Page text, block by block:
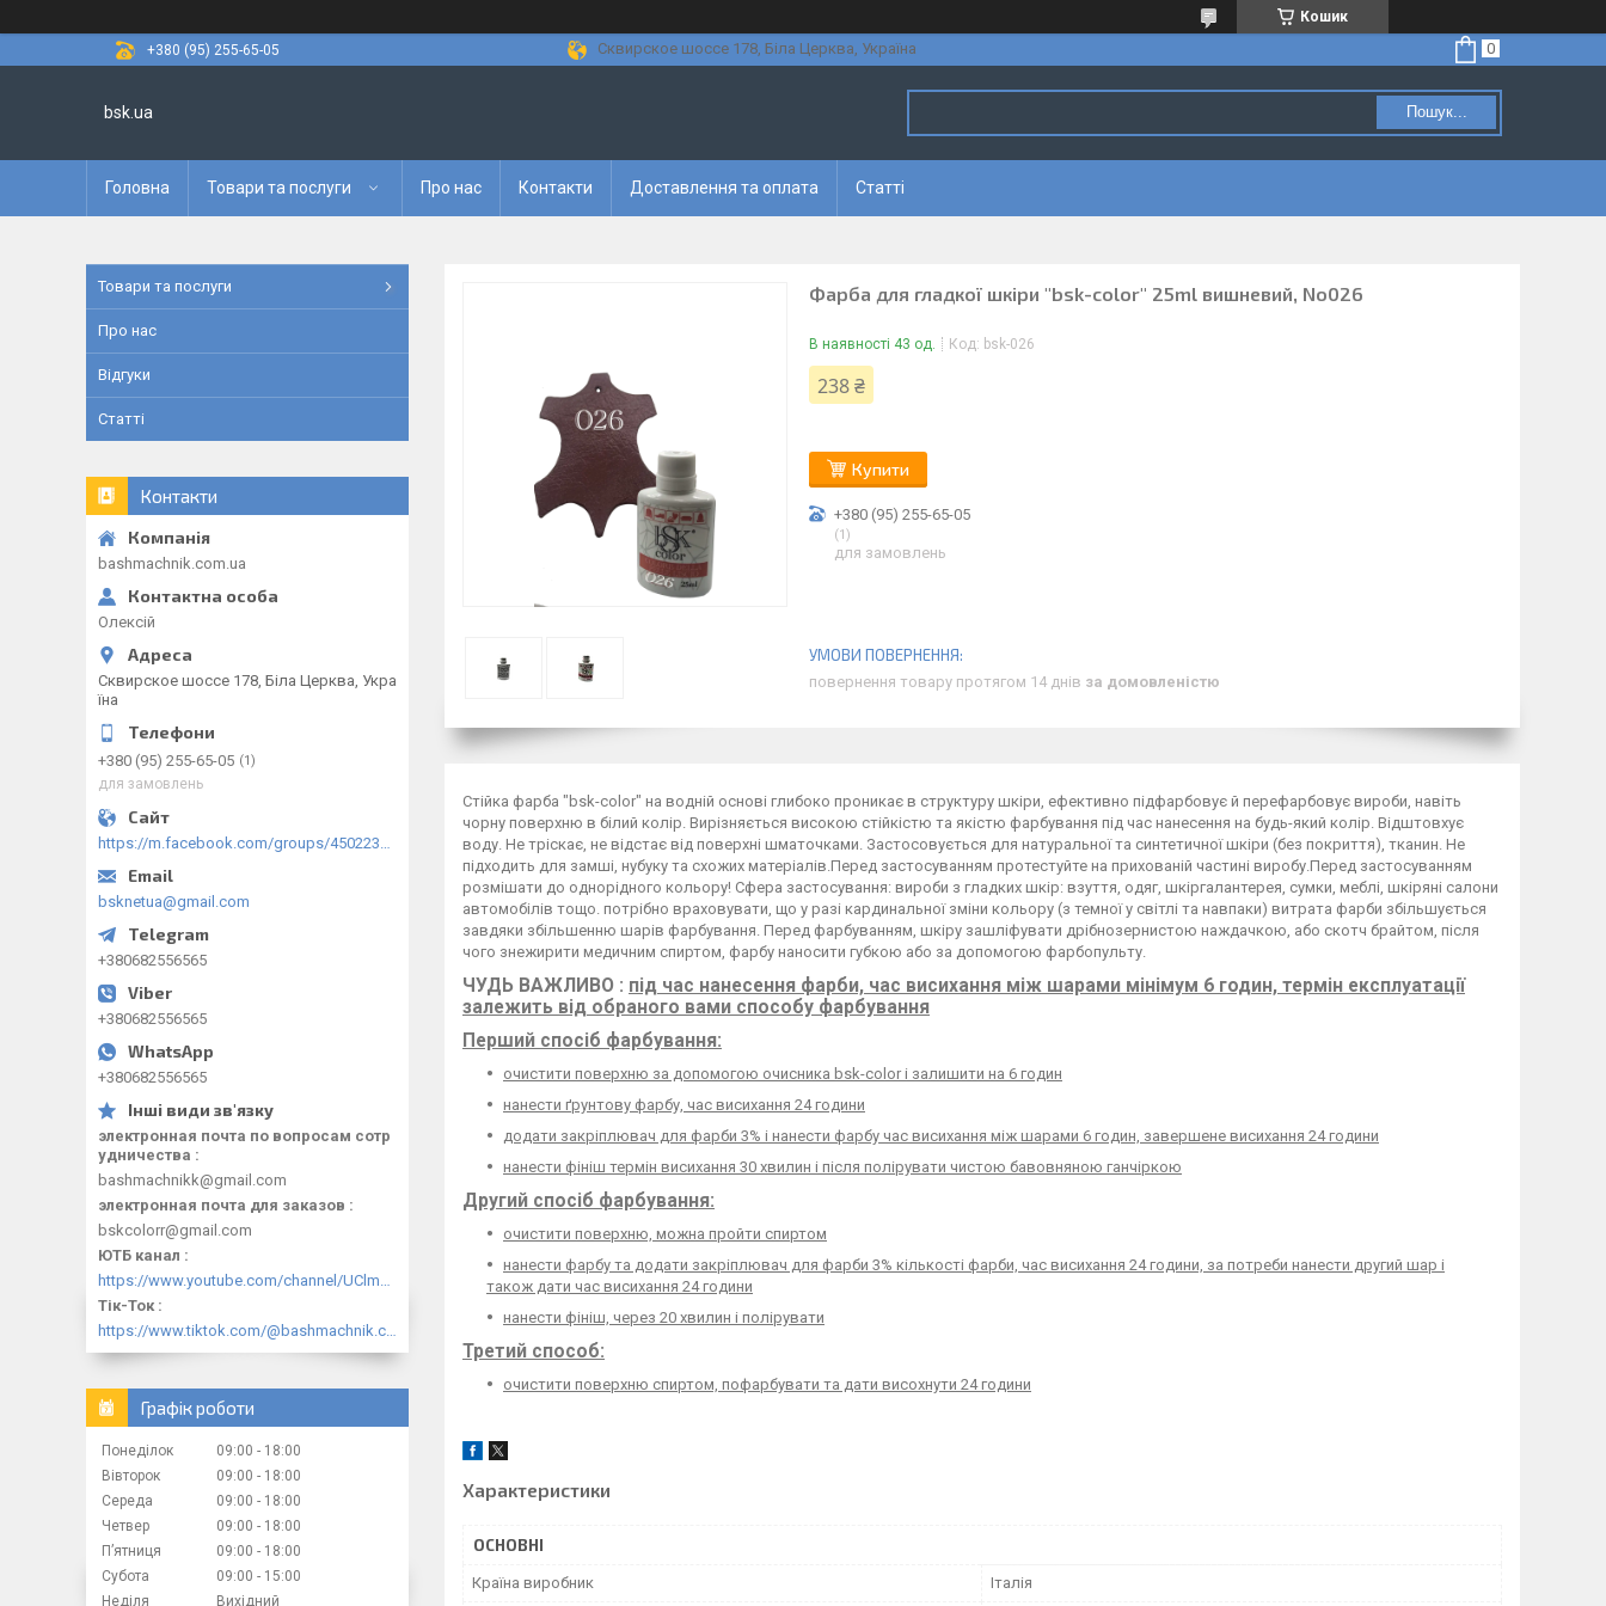
Кошик
+380 (95) 255-65-05
Сквирское шоссе 178, Біла Церква, Україна
bsk.ua Пошук...
Головна Товари та послуги Про нас Контакти Доставлення та оплата Статті
Фарба для гладкої шкіри "bsk-color" 25ml вишневий, No026
В наявності 43 од. Код: bsk-026
238 ₴
Купити
+380 (95) 255-65-05
1
для замовлень
повернення товару протягом 14 днів за домовленістю
Стійка фарба "bsk-color" на водній основі глибоко проникає в структуру шкіри, ефективно підфарбовує й перефарбовує вироби, навіть
чорну поверхню в білий колір. Вирізняється високою стійкістю та якістю фарбування під час нанесення на будь-який колір. Відштовхує
воду. Не тріскає, не відстає від поверхні шматочками. Застосовується для натуральної та синтетичної шкіри (без покриття), тканин. Не
підходить для замші, нубуку та схожих матеріалів.Перед застосуванням протестуйте на прихованій частині виробу.Перед застосуванням
розмішати до однорідного кольору! Сфера застосування: вироби з гладких шкір: взуття, одяг, шкіргалантерея, сумки, меблі, шкіряні салони
автомобілів тощо. потрібно враховувати, що у разі кардинальної зміни кольору (з темної у світлі та навпаки) витрата фарби збільшується
завдяки збільшенню шарів фарбування. Перед фарбуванням, шкіру зашліфувати дрібнозернистою наждачкою, або скотч брайтом, після
чого знежирити медичним спиртом, фарбу наносити губкою або за допомогою фарбопульту.
ЧУДЬ ВАЖЛИВО : під час нанесення фарби, час висихання між шарами мінімум 6 годин, термін експлуатації
залежить від обраного вами способу фарбування
Перший спосіб фарбування:
очистити поверхню за допомогою очисника bsk-color і залишити на 6 годин
нанести ґрунтову фарбу, час висихання 24 години
додати закріплювач для фарби 3% і нанести фарбу час висихання між шарами 6 годин, завершене висихання 24 години
нанести фініш термін висихання 30 хвилин і після полірувати чистою бавовняною ганчіркою
Другий спосіб фарбування:
очистити поверхню, можна пройти спиртом
нанести фарбу та додати закріплювач для фарби 3% кількості фарби, час висихання 24 години, за потреби нанести другий шар і
також дати час висихання 24 години
нанести фініш, через 20 хвилин і полірувати
Третий способ:
очистити поверхню спиртом, пофарбувати та дати висохнути 24 години
Характеристики
ОСНОВНІ
Країна виробник Італія
Товари та послуги
Про нас
Відгуки
Статті
Контакти
bashmachnik.com.ua
Олексій
Сквирское шоссе 178, Біла Церква, Укра
їна
+380 (95) 255-65-05 1
для замовлень
https://m.facebook.com/groups/450223289123148/?ref=group_browse
bsknetua@gmail.com
+380682556565
+380682556565
+380682556565
электронная почта по вопросам сотр
удничества
bashmachnikk@gmail.com
электронная почта для заказов
bskcolorr@gmail.com
ЮТБ канал
https://www.youtube.com/channel/UClmpExjfqH65_PkVWCmgPbQ
Тік-Ток
https://www.tiktok.com/@bashmachnik.com.ua
Графік роботи
Понеділок 09:00
18:00
Вівторок
09:00
18:00
Середа
09:00
18:00
Четвер
09:00
18:00
Пʼятниця
09:00
18:00
Субота
09:00
15:00
Неділя
Вихідний